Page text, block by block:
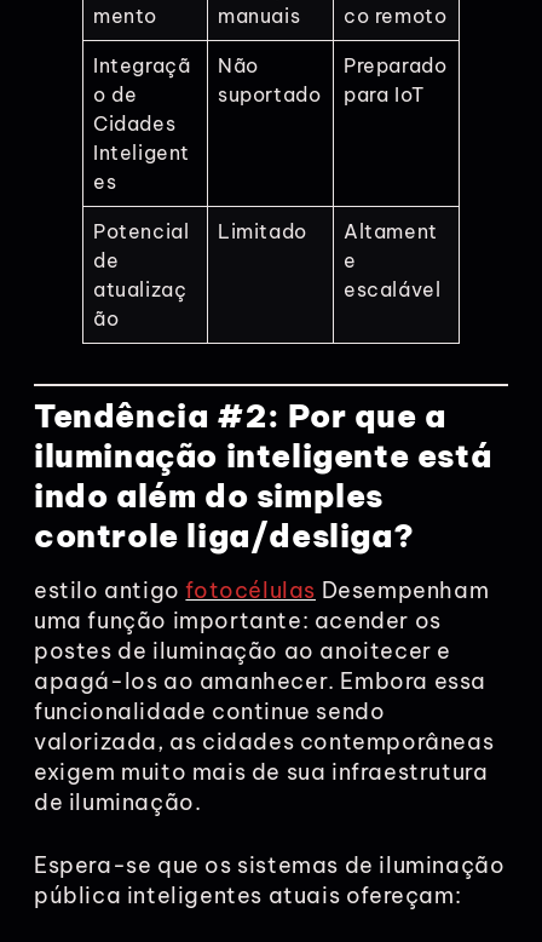
mento
manuais
co remoto
Integraçã
o de
Cidades
Inteligent
es
Não
suportado
Preparado
para IoT
Potencial
de
atualizaç
ão
Limitado
Altament
e
escalável
Tendência #2: Por que a
iluminação inteligente está
indo além do simples
controle liga/desliga?
estilo antigofotocélulas Desempenham
uma função importante: acender os
postes de iluminação ao anoitecer e
apagá-los ao amanhecer. Embora essa
funcionalidade continue sendo
valorizada, as cidades contemporâneas
exigem muito mais de sua infraestrutura
de iluminação.
Espera-se que os sistemas de iluminação
pública inteligentes atuais ofereçam: